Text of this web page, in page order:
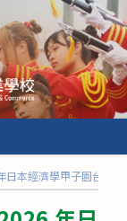
日本經濟學甲子園台灣